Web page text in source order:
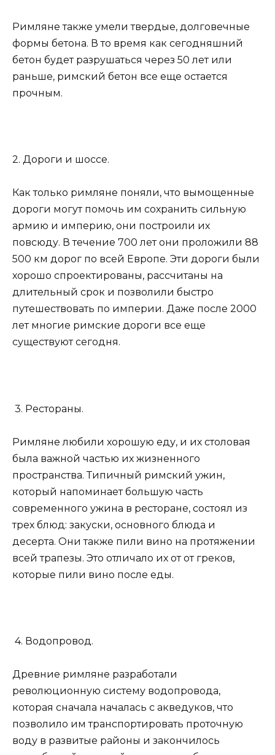
Римляне также умели твердые, долговечные
формы бетона. В то время как сегодняшний
бетон будет разрушаться через 50 лет или
раньше, римский бетон все еще остается
прочным.
2. Дороги и шоссе.
Как только римляне поняли, что вымощенные
дороги могут помочь им сохранить сильную
армию и империю, они построили их
повсюду. В течение 700 лет они проложили 88
500 км дорог по всей Европе. Эти дороги были
хорошо спроектированы, рассчитаны на
длительный срок и позволили быстро
путешествовать по империи. Даже после 2000
лет многие римские дороги все еще
существуют сегодня.
3. Рестораны.
Римляне любили хорошую еду, и их столовая
была важной частью их жизненного
пространства. Типичный римский ужин,
который напоминает большую часть
современного ужина в ресторане, состоял из
трех блюд: закуски, основного блюда и
десерта. Они также пили вино на протяжении
всей трапезы. Это отличало их от от греков,
которые пили вино после еды.
4. Водопровод.
Древние римляне разработали
революционную систему водопровода,
которая сначала началась с акведуков, что
позволило им транспортировать проточную
воду в развитые районы и закончилось